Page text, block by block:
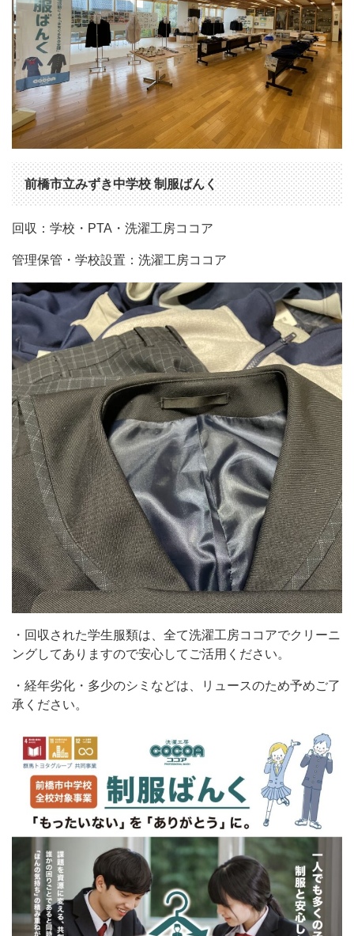
前橋市立みずき中学校 制服ばんく
回収：学校・PTA・洗濯工房ココア
管理保管・学校設置：洗濯工房ココア
・回収された学生服類は、全て洗濯工房ココアでクリーニ
ングしてありますので安心してご活用ください。
・経年劣化・多少のシミなどは、リュースのため予めご了
承ください。